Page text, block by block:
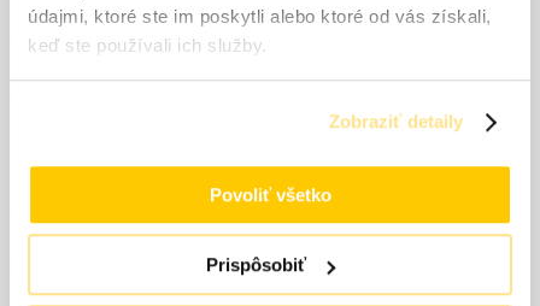
údajmi, ktoré ste im poskytli alebo ktoré od vás získali,
keď ste používali ich služby.
Zobraziť detaily
Povoliť všetko
Prispôsobiť
ZÁKLADNÁ FARBA